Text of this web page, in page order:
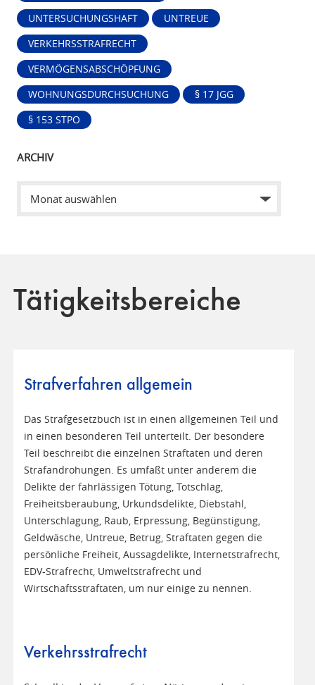
UNTERSUCHUNGSHAFT UNTREUE
VERKEHRSSTRAFRECHT
VERMÖGENSABSCHÖPFUNG
WOHNUNGSDURCHSUCHUNG § 17 JGG
§ 153 STPO
ARCHIV
Tätigkeitsbereiche
Strafverfahren allgemein
Das Strafgesetzbuch ist in einen allgemeinen Teil und
in einen besonderen Teil unterteilt. Der besondere
Teil beschreibt die einzelnen Straftaten und deren
Strafandrohungen. Es umfaßt unter anderem die
Delikte der fahrlässigen Tötung, Totschlag,
Freiheitsberaubung, Urkundsdelikte, Diebstahl,
Unterschlagung, Raub, Erpressung, Begünstigung,
Geldwäsche, Untreue, Betrug, Straftaten gegen die
persönliche Freiheit, Aussagdelikte, Internetstrafrecht,
EDV-Strafrecht, Umweltstrafrecht und
Wirtschaftsstraftaten, um nur einige zu nennen.
Verkehrsstrafrecht